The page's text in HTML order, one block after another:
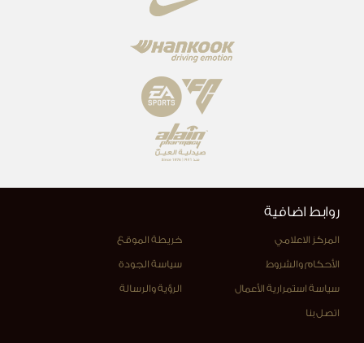
روابط اضافية
المركز الاعلامي خريطة الموقع
الأحكام والشروط سياسة الجودة
سياسة استمرارية الأعمال الرؤية والرسالة
اتصل بنا